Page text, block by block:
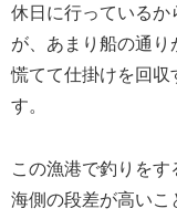
休日に行っているか
が、あまり船の通り
慌てて仕掛けを回収
す。
この漁港で釣りを
海側の段差が高いこ